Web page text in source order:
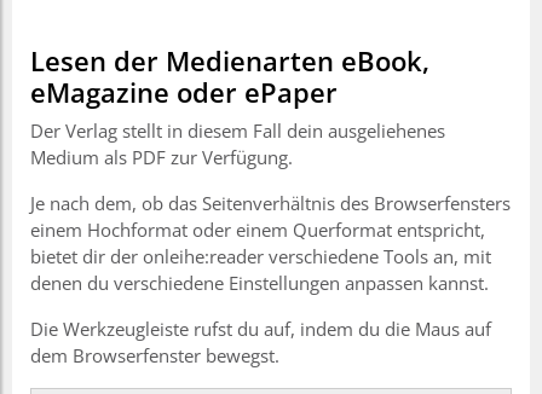
Lesen der Medienarten eBook,
eMagazine oder ePaper
Der Verlag stellt in diesem Fall dein ausgeliehenes
Medium als PDF zur Verfügung.
Je nach dem, ob das Seitenverhältnis des Browserfensters
einem Hochformat oder einem Querformat entspricht,
bietet dir der onleihe:reader verschiedene Tools an, mit
denen du verschiedene Einstellungen anpassen kannst.
Die Werkzeugleiste rufst du auf, indem du die Maus auf
dem Browserfenster bewegst.